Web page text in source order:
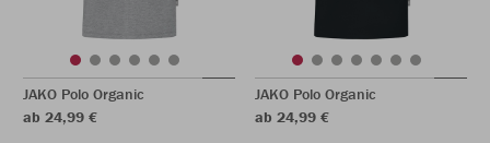
JAKO Polo Organic
ab 24,99 €
JAKO Polo Organic
ab 24,99 €